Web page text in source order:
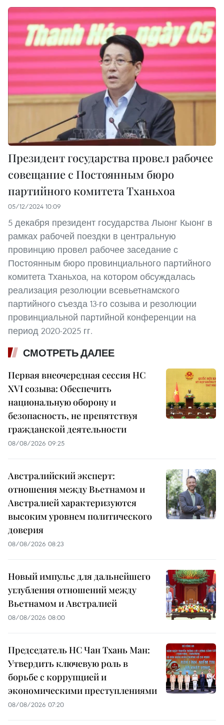
Президент государства провел рабочее
совещание с Постоянным бюро
партийного комитета Тханьхоа
05/12/2024 10:09
5 декабря президент государства Лыонг Кыонг в
рамках рабочей поездки в центральную
провинцию провел рабочее заседание с
Постоянным бюро провинциального партийного
комитета Тханьхоа, на котором обсуждалась
реализация резолюции всевьетнамского
партийного съезда 13-го созыва и резолюции
провинциальной партийной конференции на
период 2020-2025 гг.
СМОТРЕТЬ ДАЛЕЕ
Первая внеочередная сессия НС
XVI созыва: Обеспечить
национальную оборону и
безопасность, не препятствуя
гражданской деятельности
08/08/2026 09:25
Австралийский эксперт:
отношения между Вьетнамом и
Австралией характеризуются
высоким уровнем политического
доверия
08/08/2026 08:23
Новый импульс для дальнейшего
углубления отношений между
Вьетнамом и Австралией
08/08/2026 08:00
Председатель НС Чан Тхань Ман:
Утвердить ключевую роль в
борьбе с коррупцией и
экономическими преступлениями
08/08/2026 07:20